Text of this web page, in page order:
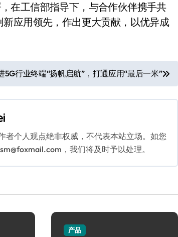
在工信部指导下，与合作伙伴携手共
应用领先，作出更大贡献，以优异成
5G行业终端“扬帆启航”，打通应用“最后一米”
者个人观点绝非权威，不代表本站立场。如您
，我们将及时予以处理。
产品